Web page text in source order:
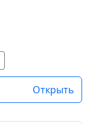
Открыть